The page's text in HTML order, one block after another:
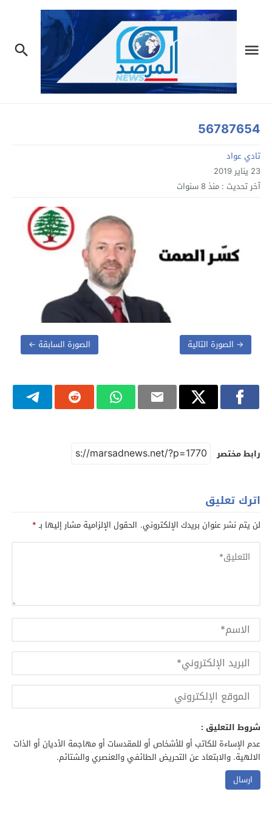
56787654
تادي عواد
23 يناير 2019
آخر تحديث : منذ 8 سنوات
الصورة السابقة ← → الصورة التالية
رابط مختصر
اترك تعليق
لن يتم نشر عنوان بريدك الإلكتروني. الحقول الإلزامية مشار إليها بـ*
شروط التعليق :
عدم الإساءة للكاتب أو للأشخاص أو للمقدسات أو مهاجمة الأديان أو الذات
الالهية. والابتعاد عن التحريض الطائفي والعنصري والشتائم.